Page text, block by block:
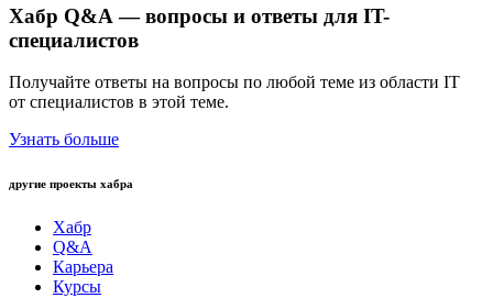
Хабр Q&A — вопросы и ответы для IT-
специалистов
Получайте ответы на вопросы по любой теме из области IT
от специалистов в этой теме.
Узнать больше
другие проекты хабра
Хабр
Q&A
Карьера
Курсы